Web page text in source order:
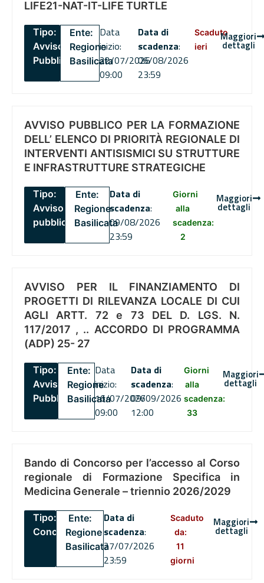
LIFE21-NAT-IT-LIFE TURTLE
Tipo:
Avviso
Pubblico
Ente:
Regione
Basilicata
Data
inizio:
22/07/2026
09:00
Data di
scadenza:
06/08/2026
23:59
Scaduto
ieri
Maggiori
dettagli
AVVISO PUBBLICO PER LA FORMAZIONE
DELL’ ELENCO DI PRIORITÀ REGIONALE DI
INTERVENTI ANTISISMICI SU STRUTTURE
E INFRASTRUTTURE STRATEGICHE
Tipo:
Avviso
pubblico
Ente:
Regione
Basilicata
Data di
scadenza:
09/08/2026
23:59
Giorni
alla
scadenza:
2
Maggiori
dettagli
AVVISO PER IL FINANZIAMENTO DI
PROGETTI DI RILEVANZA LOCALE DI CUI
AGLI ARTT. 72 e 73 DEL D. LGS. N.
117/2017 , .. ACCORDO DI PROGRAMMA
(ADP) 25- 27
Tipo:
Avviso
Pubblico
Ente:
Regione
Basilicata
Data
inizio:
16/07/2026
09:00
Data di
scadenza:
09/09/2026
12:00
Giorni
alla
scadenza:
33
Maggiori
dettagli
Bando di Concorso per l’accesso al Corso
regionale di Formazione Specifica in
Medicina Generale – triennio 2026/2029
Tipo:
Concorsi
Ente:
Regione
Basilicata
Data di
scadenza:
27/07/2026
23:59
Scaduto
da:
11
giorni
Maggiori
dettagli